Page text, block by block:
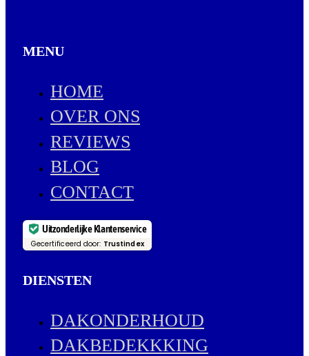
MENU
HOME
OVER ONS
REVIEWS
BLOG
CONTACT
Uitzonderlijke Klantenservice
Gecertificeerd door: Trustindex
DIENSTEN
DAKONDERHOUD
DAKBEDEKKKING